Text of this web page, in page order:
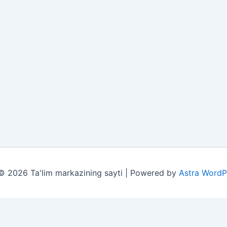
2026 Ta'lim markazining sayti | Powered by Astra